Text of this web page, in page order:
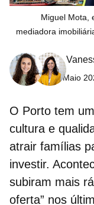
Miguel Mota,
mediadora
12 Maio
O Porto tem
cultura e
atrair famílias
investir.
subiram mais
oferta” nos